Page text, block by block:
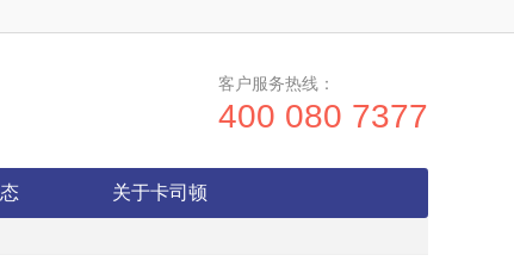
客户服务热线：
400 080 7377
关于卡司顿